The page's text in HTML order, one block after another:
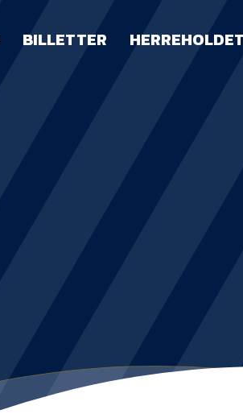
BILLETTER HERREHOLDET